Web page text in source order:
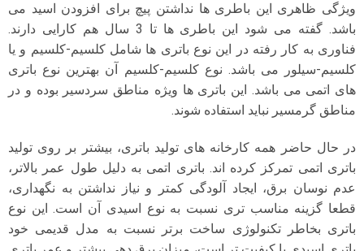
ویژگی ظاهری این باطری ها نداشتن پیچ برای افزودن اسید می
باشد. گفته می شود این باطری ها تا 3 سال هم کارایی دارند.
فناوری به کار رفته در این نوع باتری ها شامل کلسیم-کلسیم و یا
کلسیم-سیلور می باشد. نوع کلسیم-کلسیم آن بهترین نوع باتری
های اتمی می باشد. این باتری ها ویژه مناطق سردسیر بوده و در
مناطق گرمسیر نباید استفاده شوند.
در حال حاضر همه کارخانه های تولید باتری، بیشتر بر روی تولید
باتری اتمی تمرکز کرده اند. باتری اتمی به دلیل طول عمر بالاتر،
عدم نوسان برق، ایجاد آلودگی کمتر و نیاز نداشتن به نگهداری،
قطعا گزینه مناسب تری نسبت به نوع اسیدی آن است. این نوع
باتری بخاطر تکنولوژی ساخت برتر نسبت به مدل قدیمی خود